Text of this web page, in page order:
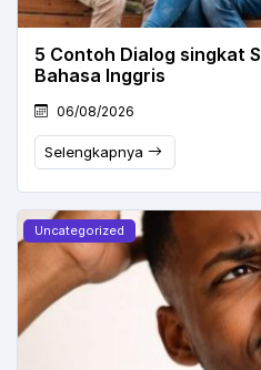
5 Contoh Dialog singkat
Bahasa Inggris
06/08/2026
Selengkapnya
Uncategorized